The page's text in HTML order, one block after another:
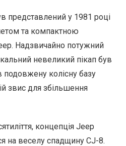
представлений у 1981 році
та компактною
Надзвичайно потужний
невеликий пікап був
колісну базу
звис для збільшення
концепція Jeep
на веселу спадщину CJ-8.